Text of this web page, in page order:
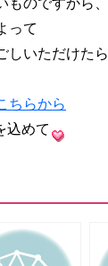
ものですから、
って
しいただけたら
ちらから
込めて